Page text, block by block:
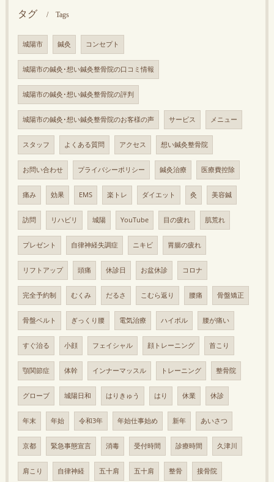
タグ Tags
城陽市 鍼灸 コンセプト
城陽市の鍼灸･想い鍼灸整骨院の口コミ情報
城陽市の鍼灸･想い鍼灸整骨院の評判
城陽市の鍼灸･想い鍼灸整骨院のお客様の声 サービス メニュー
スタッフ よくある質問 アクセス 想い鍼灸整骨院
お問い合わせ プライバシーポリシー 鍼灸治療 医療費控除
痛み 効果 EMS 楽トレ ダイエット 灸 美容鍼
訪問 リハビリ 城陽 YouTube 目の疲れ 肌荒れ
プレゼント 自律神経失調症 ニキビ 胃腸の疲れ
リフトアップ 頭痛 休診日 お盆休診 コロナ
完全予約制 むくみ だるさ こむら返り 腰痛 骨盤矯正
骨盤ベルト ぎっくり腰 電気治療 ハイボル 腰が痛い
すぐ治る 小顔 フェイシャル 顔トレーニング 首こり
顎関節症 体幹 インナーマッスル トレーニング 整骨院
グローブ 城陽日和 はりきゅう はり 休業 休診
年末 年始 令和3年 年始仕事始め 新年 あいさつ
京都 緊急事態宣言 消毒 受付時間 診療時間 久津川
肩こり 自律神経 五十肩 五十肩 整骨 接骨院